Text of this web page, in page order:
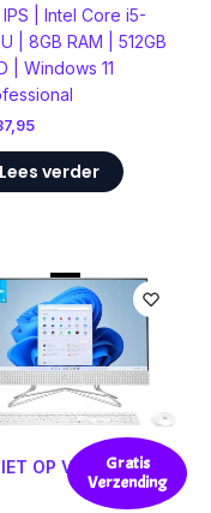
IPS | Intel Core i5-
| 8GB RAM | 512GB
| Windows 11
Lees verder
Gratis
Verzending
OP VOORRAAD